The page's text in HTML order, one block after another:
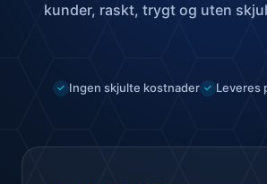
kunder, raskt, trygt og uten
✓ Ingen skjulte kostnader ✓ Leveres